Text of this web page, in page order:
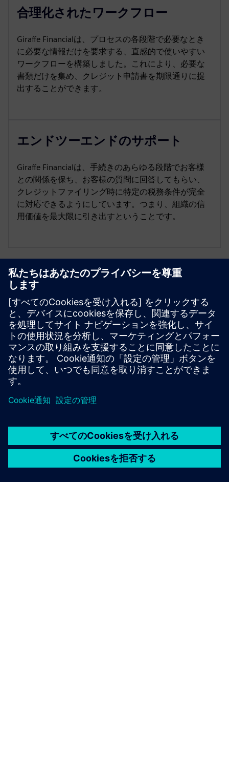
合理化されたワークフロー
Giraffe Financialは、プロセスの各段階で必要なとき
に必要な情報だけを要求する、直感的で使いやすい
ワークフローを構築しました。これにより、必要な
書類だけを集め、クレジット申請書を期限通りに提
出することができます。
エンドツーエンドのサポート
Giraffe Financialは、手続きのあらゆる段階でお客様
との関係を保ち、お客様の質問に回答してもらい、
クレジットファイリング時に特定の税務条件が完全
に対応できるようにしています。つまり、組織の信
用価値を最大限に引き出すということです。
リソースと関連製品の詳細
その他の情報とリソース
Giraffe 30Cの書類チェックリスト